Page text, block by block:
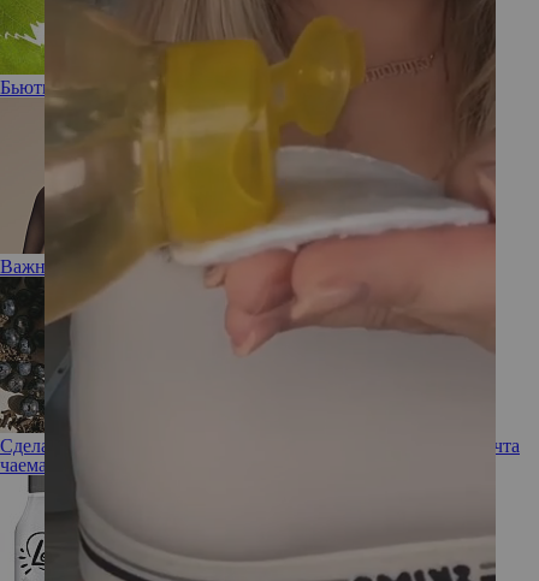
Бьюти-помощник: новая эссенция Vinoperfect от Caudalie
Важный вопрос: Нужен ли вашей коже тоник?
Сделано с любовью: новый бьюти-бренд Love Tea Art — мечта
чаемана